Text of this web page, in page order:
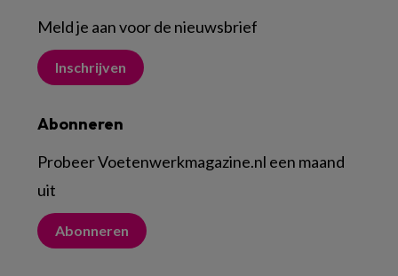
Meld je aan voor de nieuwsbrief
Inschrijven
Abonneren
Probeer Voetenwerkmagazine.nl een maand
uit
Abonneren